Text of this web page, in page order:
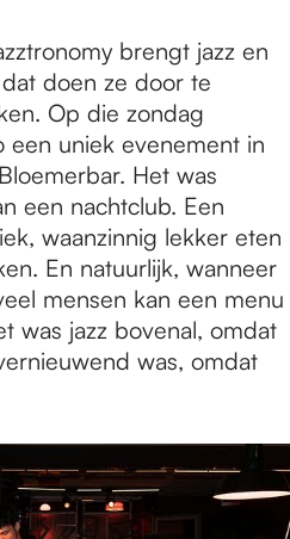
brengt jazz en
doen ze door te
Op die zondag
uniek evenement in
Het was
een nachtclub. Een
waanzinnig lekker eten
En natuurlijk, wanneer
mensen kan een menu
was jazz bovenal, omdat
was, omdat